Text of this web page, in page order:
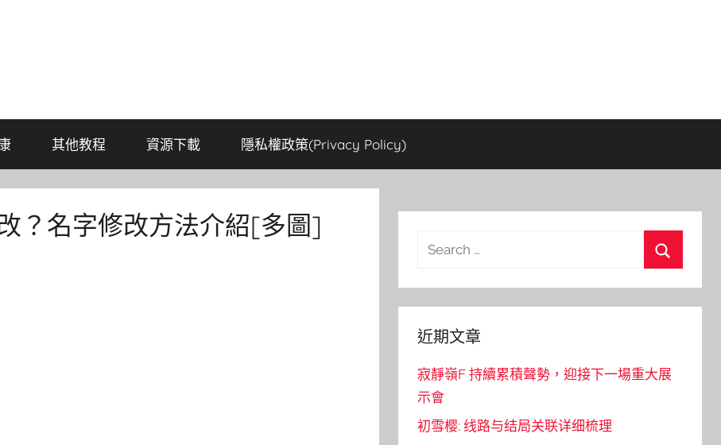
其他教程 資源下載 隱私權政策(Privacy Policy)
？名字修改方法介紹[多圖]
Search
近期文章
寂靜嶺F 持續累積聲勢，迎接下一場重大展
示會
初雪樱: 线路与结局关联详细梳理